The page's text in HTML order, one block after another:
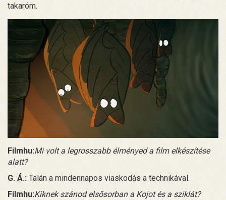
takaróm.
Filmhu:Mi volt a legrosszabb élményed a film elkészítése
alatt?
G. Á.: Talán a mindennapos viaskodás a technikával.
Filmhu:Kiknek szánod elsősorban a Kojot és a sziklát?